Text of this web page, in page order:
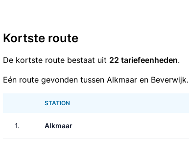
Kortste route
De kortste route bestaat uit 22 tariefeenheden.
Eén route gevonden tussen Alkmaar en Beverwijk.
STATION
1. Alkmaar